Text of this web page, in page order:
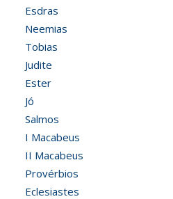
Esdras
Neemias
Tobias
Judite
Ester
Jó
Salmos
I Macabeus
II Macabeus
Provérbios
Eclesiastes